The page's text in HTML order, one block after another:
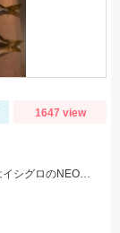
1647 view
スタッフ大戸の釣果。雨前で45分でこの釣果。仕掛けはイシグロのNEO 豆アジマッチ２号にて。